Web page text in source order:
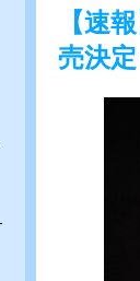
【速
売決定